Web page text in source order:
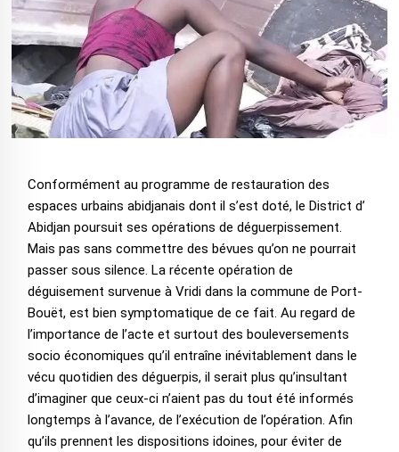
Conformément au programme de restauration des
espaces urbains abidjanais dont il s’est doté, le District d’
Abidjan poursuit ses opérations de déguerpissement.
Mais pas sans commettre des bévues qu’on ne pourrait
passer sous silence. La récente opération de
déguisement survenue à Vridi dans la commune de Port-
Bouët, est bien symptomatique de ce fait. Au regard de
l’importance de l’acte et surtout des bouleversements
socio économiques qu’il entraîne inévitablement dans le
vécu quotidien des déguerpis, il serait plus qu’insultant
d’imaginer que ceux-ci n’aient pas du tout été informés
longtemps à l’avance, de l’exécution de l’opération. Afin
qu’ils prennent les dispositions idoines, pour éviter de